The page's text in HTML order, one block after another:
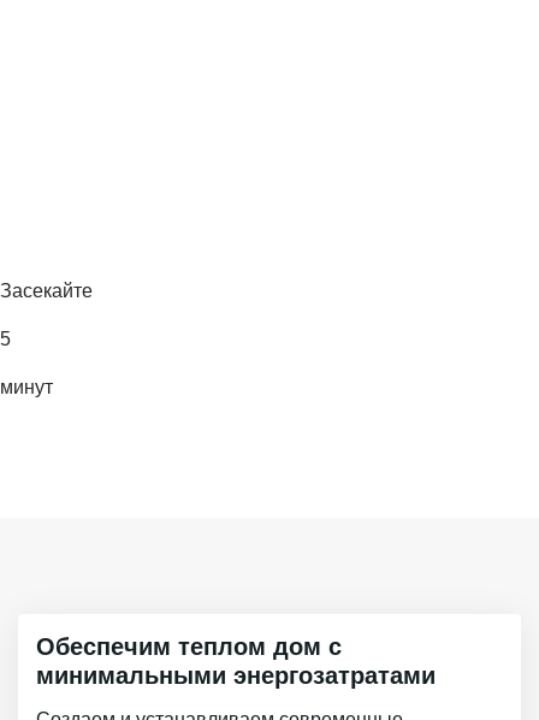
Засекайте
5
минут
Обеспечим теплом дом с
минимальными энергозатратами